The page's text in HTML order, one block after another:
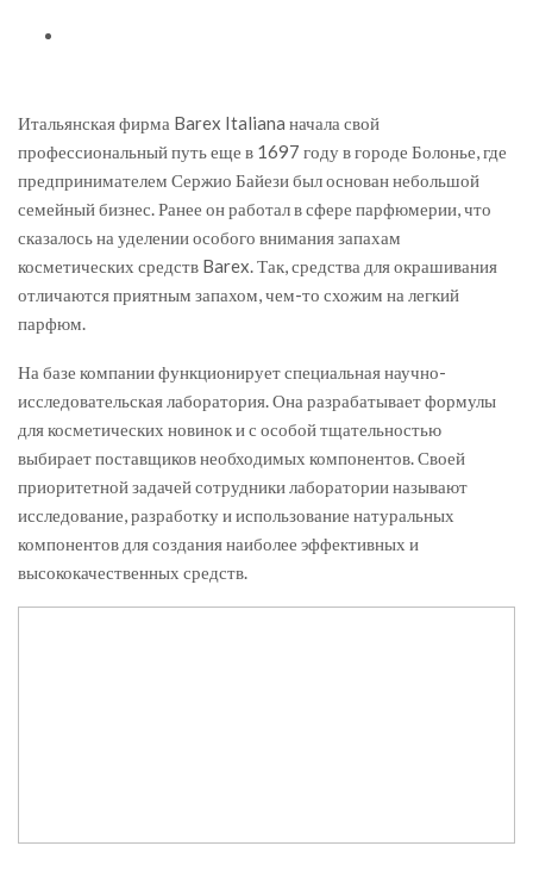
Итальянская фирма Barex Italiana начала свой
профессиональный путь еще в 1697 году в городе Болонье, где
предпринимателем Сержио Байези был основан небольшой
семейный бизнес. Ранее он работал в сфере парфюмерии, что
сказалось на уделении особого внимания запахам
косметических средств Barex. Так, средства для окрашивания
отличаются приятным запахом, чем-то схожим на легкий
парфюм.
На базе компании функционирует специальная научно-
исследовательская лаборатория. Она разрабатывает формулы
для косметических новинок и с особой тщательностью
выбирает поставщиков необходимых компонентов. Своей
приоритетной задачей сотрудники лаборатории называют
исследование, разработку и использование натуральных
компонентов для создания наиболее эффективных и
высококачественных средств.